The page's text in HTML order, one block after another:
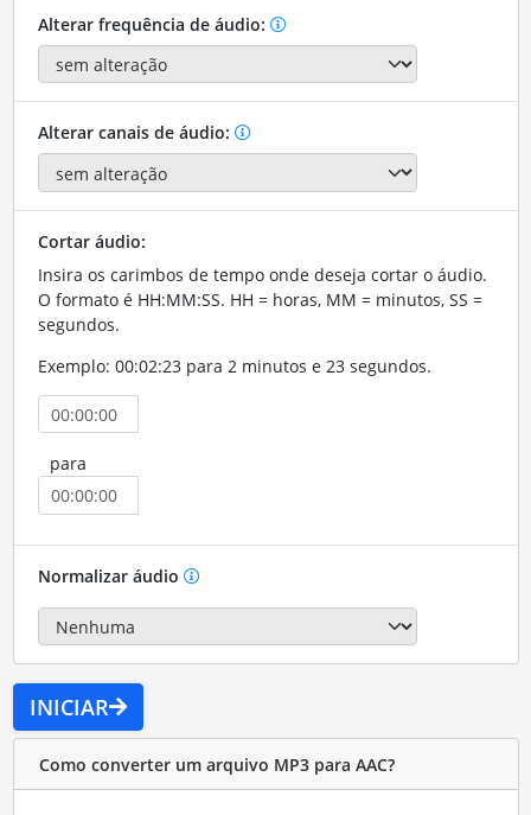
Alterar frequência de áudio:
Alterar canais de áudio:
Cortar áudio:
Insira os carimbos de tempo onde deseja cortar o áudio.
O formato é HH:MM:SS. HH = horas, MM = minutos, SS =
segundos.
Exemplo: 00:02:23 para 2 minutos e 23 segundos.
para
Normalizar áudio
INICIAR
Como converter um arquivo MP3 para AAC?